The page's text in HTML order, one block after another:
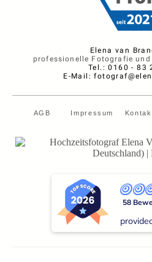
Elena van
professionelle Fotografie
Tel.: 0160 - 83
E-Mail:
AGB Impressum
58